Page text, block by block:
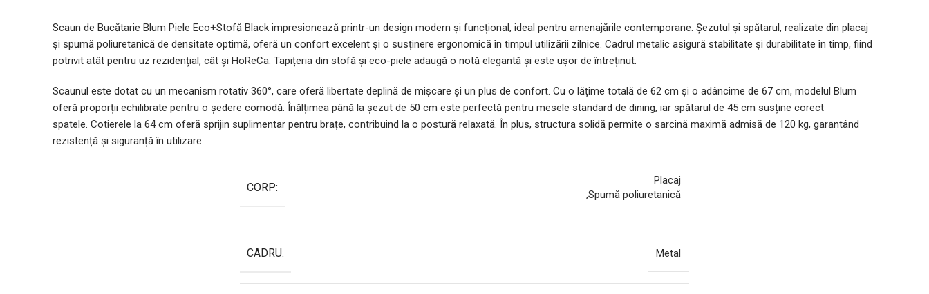
Scaun de Bucătarie Blum Piele Eco+Stofă Black impresionează printr-un design modern și funcțional, ideal pentru amenajările contemporane. Șezutul și spătarul, realizate din placaj
și spumă poliuretanică de densitate optimă, oferă un confort excelent și o susținere ergonomică în timpul utilizării zilnice. Cadrul metalic asigură stabilitate și durabilitate în timp, fiind
potrivit atât pentru uz rezidențial, cât și HoReCa. Tapițeria din stofă și eco-piele adaugă o notă elegantă și este ușor de întreținut.
Scaunul este dotat cu un mecanism rotativ 360°, care oferă libertate deplină de mișcare și un plus de confort. Cu o lățime totală de 62 cm și o adâncime de 67 cm, modelul Blum
oferă proporții echilibrate pentru o ședere comodă. Înălțimea până la șezut de 50 cm este perfectă pentru mesele standard de dining, iar spătarul de 45 cm susține corect
spatele. Cotierele la 64 cm oferă sprijin suplimentar pentru brațe, contribuind la o postură relaxată. În plus, structura solidă permite o sarcină maximă admisă de 120 kg, garantând
rezistență și siguranță în utilizare.
CORP:
Placaj
,Spumă poliuretanică
CADRU: Metal